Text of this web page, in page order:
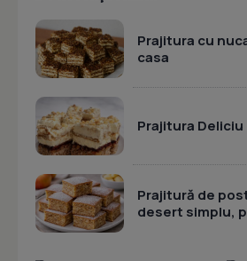
Prajitura cu
casa
Prajitura Deliciu
Prajitură de
desert simplu,